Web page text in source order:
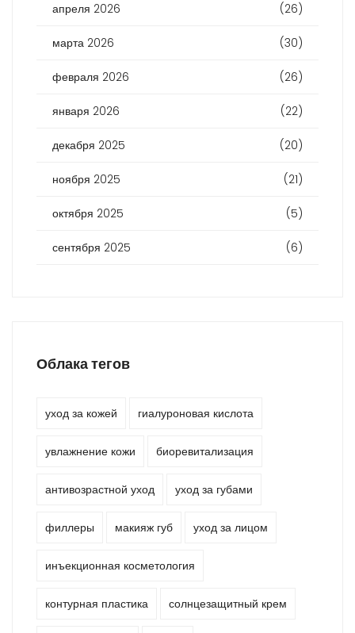
апреля 2026 (26)
марта 2026 (30)
февраля 2026 (26)
января 2026 (22)
декабря 2025 (20)
ноября 2025 (21)
октября 2025 (5)
сентября 2025 (6)
Облака тегов
уход за кожей гиалуроновая кислота
увлажнение кожи биоревитализация
антивозрастной уход уход за губами
филлеры макияж губ уход за лицом
инъекционная косметология
контурная пластика солнцезащитный крем